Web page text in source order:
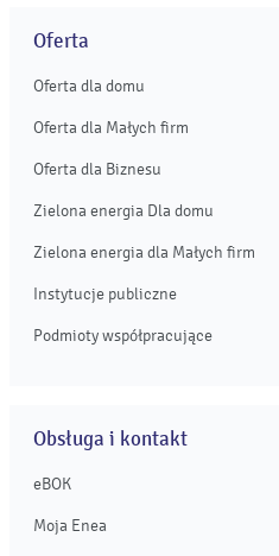
Oferta
Oferta dla domu
Oferta dla Małych firm
Oferta dla Biznesu
Zielona energia Dla domu
Zielona energia dla Małych firm
Instytucje publiczne
Podmioty współpracujące
Obsługa i kontakt
eBOK
Moja Enea